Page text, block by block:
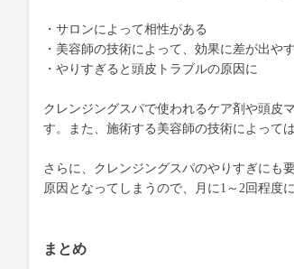
・サロンによって相性がある
・美容師の技術によって、効果に差が出や
・やりすぎると頭皮トラブルの原因に
クレンジングスパで使われるケア剤や頭皮
す。また、施術する美容師の技術によって
さらに、クレンジングスパのやりすぎにも
原因となってしまうので、月に1～2回程度
まとめ